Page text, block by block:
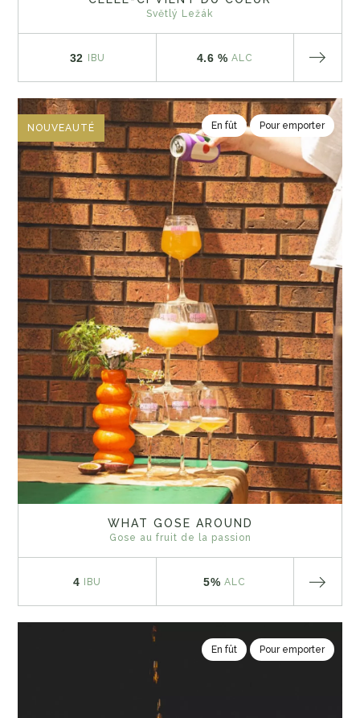
Světlý Ležák
32 IBU 4.6 % ALC
NOUVEAUTÉ En fût Pour emporter
WHAT GOSE AROUND
Gose au fruit de la passion
4 IBU 5% ALC
En fût Pour emporter